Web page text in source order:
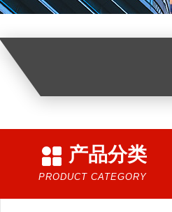
产品分类
PRODUCT CATEGORY